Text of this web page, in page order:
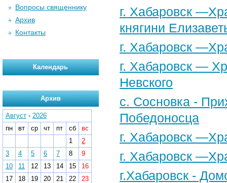
г. Хабаровск
княгини
г. Хабаровск
г. Хабаровск —
Невского
с. Сосновка -
Победоносца
г. Хабаровск
г. Хабаровск
г.Хабаровск -
Вопросы священнику
Архив
Контакты
Календарь
Архив
Август - 2026
пн
вт ср чт пт сб
вс
1
2
3
4 5 6 7 8
9
10
11 12 13 14 15
16
17
18 19 20 21 22
23